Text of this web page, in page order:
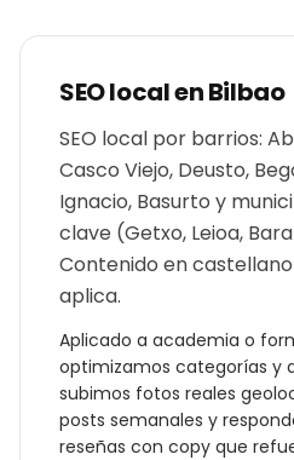
SEO local enBilbao
SEO local por barrios:
Casco Viejo, Deusto,
Ignacio, Basurto y
clave (Getxo, Leioa,
Contenido en
aplica.
Aplicado a academia o
optimizamos categorías y
subimos fotos reales
posts semanales y
reseñas con copy que